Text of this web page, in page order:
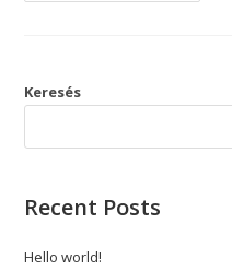
Keresés
Recent Posts
Hello world!